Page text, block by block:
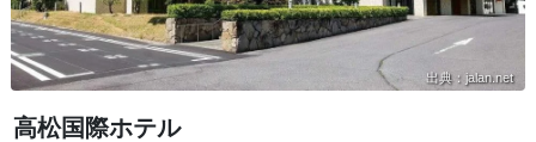
出典：jalan.net
高松国際ホテル